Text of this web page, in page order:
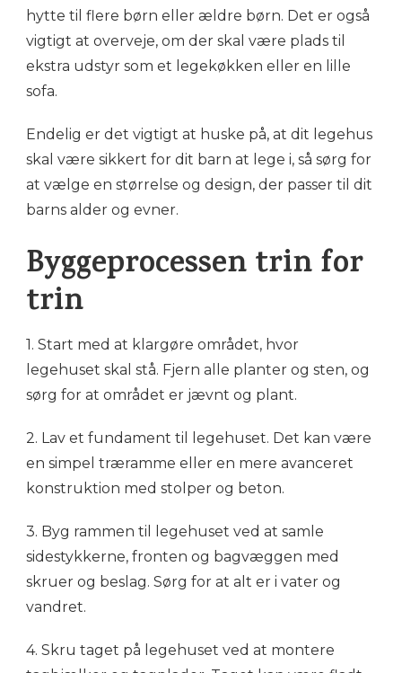
hytte til flere børn eller ældre børn. Det er også
vigtigt at overveje, om der skal være plads til
ekstra udstyr som et legekøkken eller en lille
sofa.
Endelig er det vigtigt at huske på, at dit legehus
skal være sikkert for dit barn at lege i, så sørg for
at vælge en størrelse og design, der passer til dit
barns alder og evner.
Byggeprocessen trin for
trin
1. Start med at klargøre området, hvor
legehuset skal stå. Fjern alle planter og sten, og
sørg for at området er jævnt og plant.
2. Lav et fundament til legehuset. Det kan være
en simpel træramme eller en mere avanceret
konstruktion med stolper og beton.
3. Byg rammen til legehuset ved at samle
sidestykkerne, fronten og bagvæggen med
skruer og beslag. Sørg for at alt er i vater og
vandret.
4. Skru taget på legehuset ved at montere